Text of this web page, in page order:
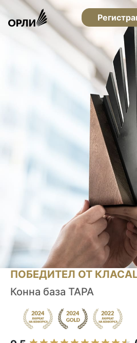
ПОБЕДИТЕЛ ОТ
Конна база ТАРА